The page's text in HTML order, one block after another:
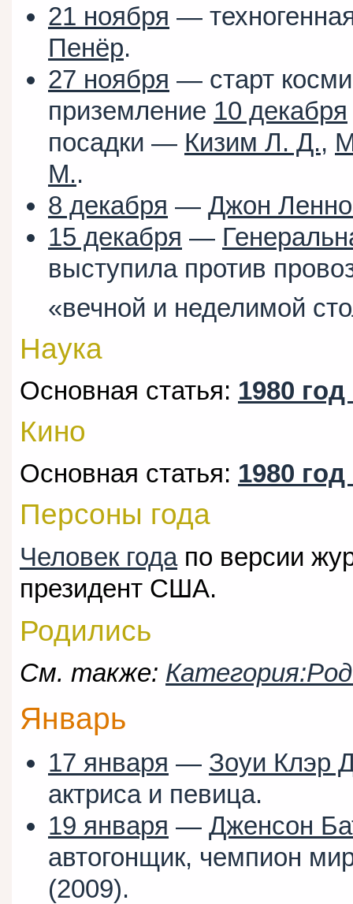
21 ноября —
Пенёр.
27 ноября — старт
приземление 10 декабря
посадки — Кизим Л. Д.,
М..
8 декабря — Джон
15 декабря —
выступила против
«вечной и неделимой
Наука
Основная статья: 1980
Кино
Основная статья: 1980
Персоны года
Человек годапо версии
президент США.
Родились
См. также:
Январь
17 января — Зоуи Клэр
актриса и певица.
19 января — Дженсон
автогонщик, чемпион
(2009).